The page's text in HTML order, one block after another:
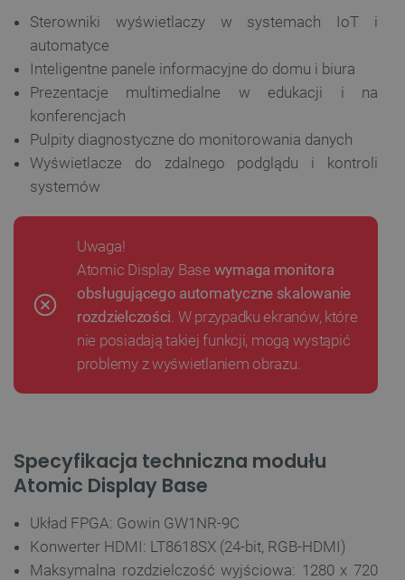
Sterowniki wyświetlaczy w systemach IoT i
automatyce
Inteligentne panele informacyjne do domu i biura
Prezentacje multimedialne w edukacji i na
konferencjach
Pulpity diagnostyczne do monitorowania danych
Wyświetlacze do zdalnego podglądu i kontroli
systemów
Uwaga!
Atomic Display Base wymaga monitora
obsługującego automatyczne skalowanie
rozdzielczości . W przypadku ekranów, które
nie posiadają takiej funkcji, mogą wystąpić
problemy z wyświetlaniem obrazu.
Specyfikacja techniczna modułu
Atomic Display Base
Układ FPGA: Gowin GW1NR-9C
Konwerter HDMI: LT8618SX (24-bit, RGB-HDMI)
Maksymalna rozdzielczość wyjściowa: 1280 x 720
__cf_bm
Cloudflare Inc.
__cf_bm